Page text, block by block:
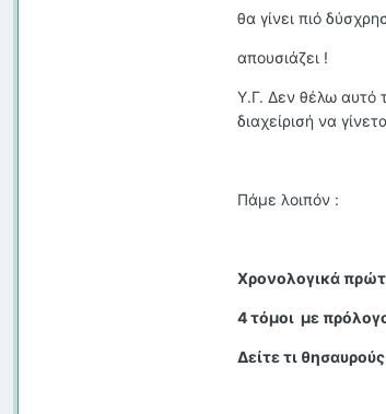
θα γίνει πιό
απουσιάζει !
Υ.Γ. Δεν θέλω αυτό
διαχείρισή να
Πάμε λοιπόν :
Χρονολογικά
4 τόμοι με
Δείτε τι